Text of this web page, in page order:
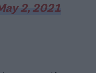
2, 2021